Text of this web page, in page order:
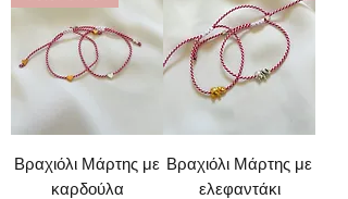
Βραχιόλι Μάρτης με
καρδούλα
Βραχιόλι Μάρτης με
ελεφαντάκι